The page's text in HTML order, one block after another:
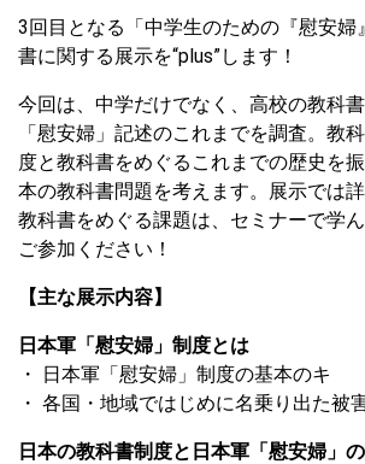
3回目となる「中学生のための『慰安婦
書に関する展示を“plus”します！
今回は、中学だけでなく、高校の教科
「慰安婦」記述のこれまでを調査。教
度と教科書をめぐるこれまでの歴史を
本の教科書問題を考えます。展示では
教科書をめぐる課題は、セミナーで学
ご参加ください！
【主な展示内容】
日本軍「慰安婦」制度とは
・ 日本軍「慰安婦」制度の基本のキ
・ 各国・地域ではじめに名乗り出た被
日本の教科書制度と日本軍「慰安婦」